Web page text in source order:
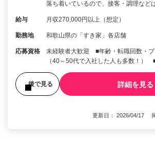
落ち着いているので、接客・調理など
給与 月収270,000円以上（想定）
勤務地 和歌山県の「すき家」各店舗
応募資格
未経験者大歓迎 ■年齢・転職回数・ブ
（40～50代で入社した人も多数！）
後で見る 詳細を見る
更新日： 2026/04/17